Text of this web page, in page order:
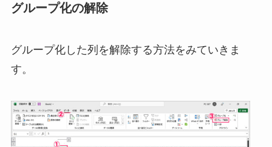
グループ化の解除
グループ化した列を解除する方法をみていきま
す。